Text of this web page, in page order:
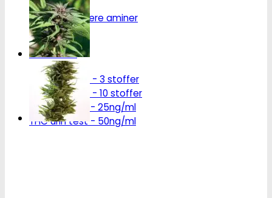
Test af primære aminer
URIN TESTS
Multi urin test - 3 stoffer
Multi urin test - 10 stoffer
THC urin test - 25ng/ml
THC urin test - 50ng/ml